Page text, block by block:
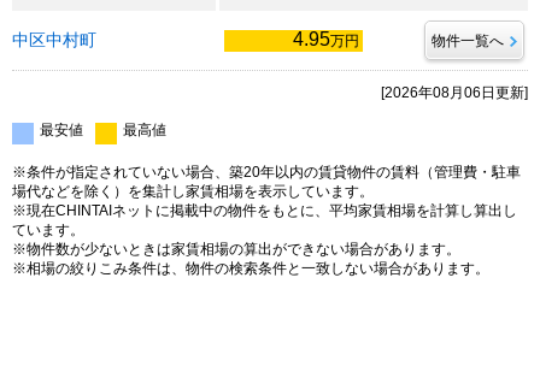
中区中村町 4.95万円 物件一覧へ
[2026年08月06日更新]
最安値 最高値
※条件が指定されていない場合、築20年以内の賃貸物件の賃料（管理費・駐車
場代などを除く）を集計し家賃相場を表示しています。
※現在CHINTAIネットに掲載中の物件をもとに、平均家賃相場を計算し算出し
ています。
※物件数が少ないときは家賃相場の算出ができない場合があります。
※相場の絞りこみ条件は、物件の検索条件と一致しない場合があります。